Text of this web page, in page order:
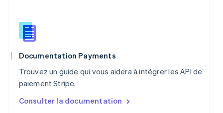
Documentation Payments
Trouvez un guide qui vous aidera à intégrer les API de
paiement Stripe.
Consulter la documentation
English
Roumanie
Royaume-Uni
Singapour
English简体中文
English